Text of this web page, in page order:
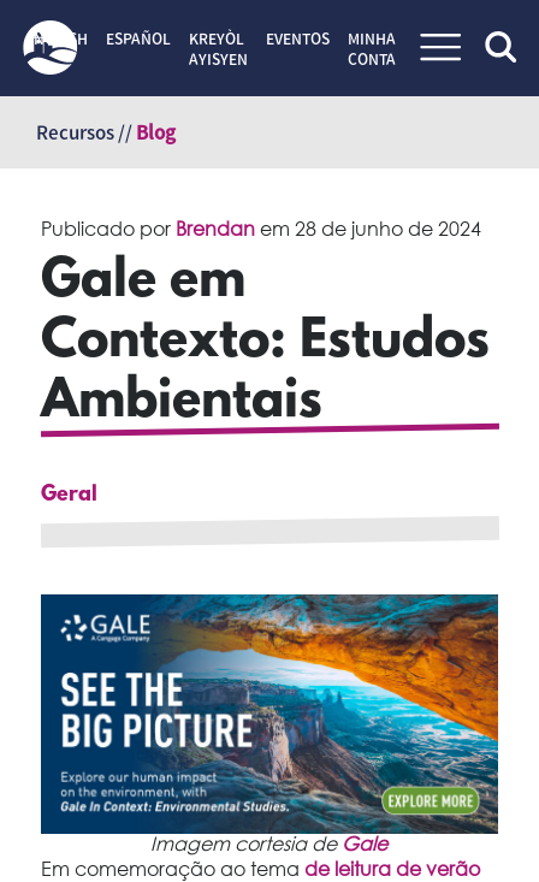
para
conteúdo
ENGLISH ESPAÑOL
KREYÒL
AYISYEN
EVENTOS
MINHA
CONTA
Recursos //Blog
Publicado por Brendanem 28 de junho de 2024
Gale em
Contexto: Estudos
Ambientais
Geral
Imagem cortesia de Gale
Em comemoração ao tema de leitura de verão